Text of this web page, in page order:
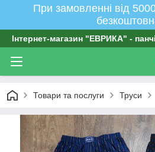
При замовленні від
Інтернет-магазин "ЕВРИКА" -
Товари та послуги Труси